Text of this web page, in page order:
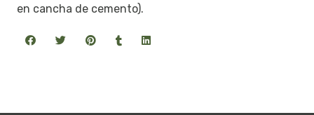
en cancha de cemento).